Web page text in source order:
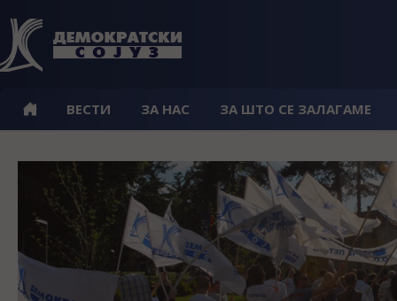
ВЕСТИ ЗА НАС ЗА ШТО СЕ ЗАЛАГАМЕ